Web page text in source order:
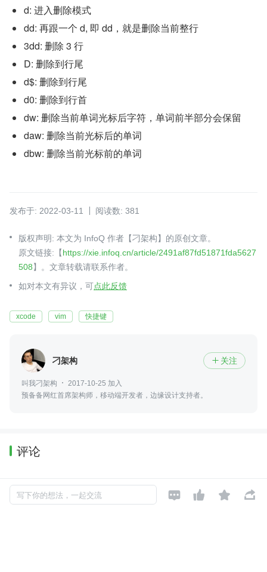
d: 进入删除模式
dd: 再跟一个 d, 即 dd，就是删除当前整行
3dd: 删除 3 行
D: 删除到行尾
d$: 删除到行尾
d0: 删除到行首
dw: 删除当前单词光标后字符，单词前半部分会保留
daw: 删除当前光标后的单词
dbw: 删除当前光标前的单词
发布于: 2022-03-11 阅读数: 381
版权声明: 本文为 InfoQ 作者【刁架构】的原创文章。
原文链接:【https://xie.infoq.cn/article/2491af87fd51871fda5627
508】。文章转载请联系作者。
如对本文有异议，可点此反馈
xcode vim 快捷键
刁架构  关注
叫我刁架构
2017-10-25 加入
预备备网红首席架构师，移动端开发者，边缘设计支持者。
评论
暂无评论
写下你的想法，一起交流    